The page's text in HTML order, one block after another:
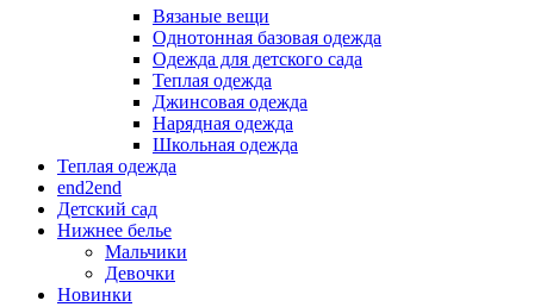
Вязаные вещи
Однотонная базовая одежда
Одежда для детского сада
Теплая одежда
Джинсовая одежда
Нарядная одежда
Школьная одежда
Теплая одежда
end2end
Детский сад
Нижнее белье
Мальчики
Девочки
Новинки